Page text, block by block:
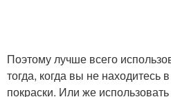
Поэтому лучше всего
тогда, когда вы не находитесь
покраски. Или же